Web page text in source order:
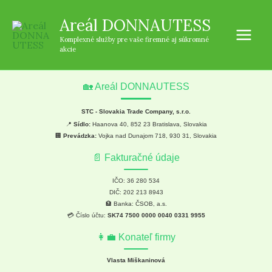
obsah
Areál DONNAUTESS
Komplexné služby pre vaše firemné aj súkromné
akcie
Menu
🏡 Areál DONNAUTESS
STC - Slovakia Trade Company, s.r.o.
📍 Sídlo:Haanova 40, 852 23 Bratislava, Slovakia
🏢 Prevádzka: Vojka nad Dunajom 718, 930 31, Slovakia
📄 Fakturačné údaje
IČO: 36 280 534
DIČ: 202 213 8943
🏦 Banka: ČSOB, a.s.
💳 Číslo účtu: SK74 7500 0000 0040 0331 9955
👩‍💼 Konateľ firmy
Vlasta Miškaninová